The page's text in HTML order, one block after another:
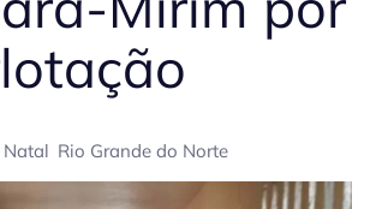
Natal Rio Grande do Norte